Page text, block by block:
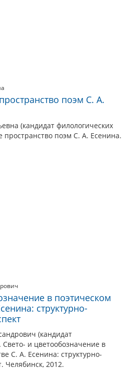
поэм С. А.
(кандидат филологических
пространство поэм С. А. Есенина.
в поэтическом
структурно-
(кандидат
Свето- и цветообозначение в
С. А. Есенина: структурно-
Челябинск, 2012.